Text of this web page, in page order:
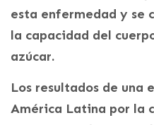
esta enfermedad y se
la capacidad del
azúcar.
Los resultados de una
América Latina por la